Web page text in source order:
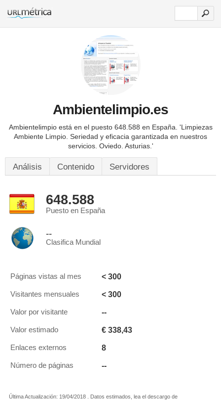
Ambientelimpio.es
Ambientelimpio está en el puesto 648.588 en España. 'Limpiezas
Ambiente Limpio. Seriedad y eficacia garantizada en nuestros
servicios. Oviedo. Asturias.'
Análisis Contenido Servidores
648.588
Puesto en España
--
Clasifica Mundial
Páginas vistas al mes < 300
Visitantes mensuales < 300
Valor por visitante --
Valor estimado € 338,43
Enlaces externos 8
Número de páginas --
Última Actualización: 19/04/2018 . Datos estimados, lea el descargo de